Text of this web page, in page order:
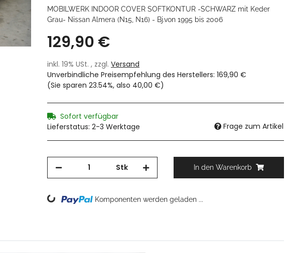
MOBILWERK INDOOR COVER SOFTKONTUR -SCHWARZ mit Keder
Grau- Nissan Almera (N15, N16) - Bj.von 1995 bis 2006
129,90 €
inkl. 19% USt. , zzgl. Versand
Unverbindliche Preisempfehlung des Herstellers: 169,90 €
(Sie sparen 23.54%, also 40,00 €)
Sofort verfügbar
Lieferstatus: 2-3 Werktage
Frage zum Artikel
Stk In den Warenkorb
Loading... Komponenten werden geladen ...